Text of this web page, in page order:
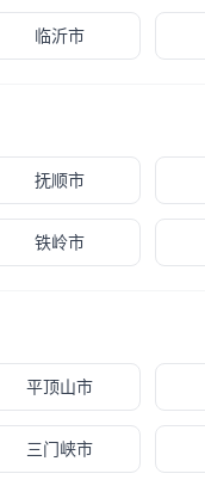
临沂市
抚顺市
铁岭市
平顶山市
三门峡市